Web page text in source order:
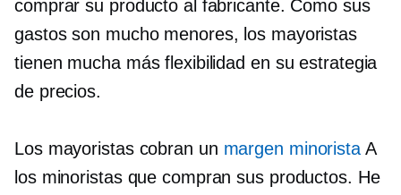
comprar su producto al fabricante. Como sus
gastos son mucho menores, los mayoristas
tienen mucha más flexibilidad en su estrategia
de precios.
Los mayoristas cobran un margen minoristaA
los minoristas que compran sus productos. He